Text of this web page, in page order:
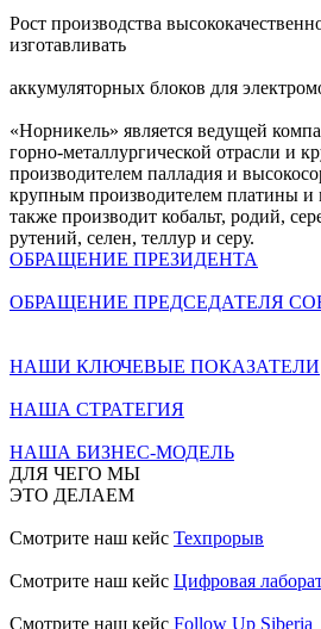
Рост производства
изготавливать
аккумуляторных блоков для
«Норникель» является ведущей
горно-металлургической отрасли и
производителем палладия и
крупным производителем платины и
также производит кобальт, родий,
рутений, селен, теллур и серу.
ОБРАЩЕНИЕ ПРЕЗИДЕНТА
ОБРАЩЕНИЕ ПРЕДСЕДАТЕЛЯ
НАШИ КЛЮЧЕВЫЕ ПОКАЗАТЕЛИ
НАША СТРАТЕГИЯ
НАША БИЗНЕС-МОДЕЛЬ
ДЛЯ ЧЕГО МЫ
ЭТО ДЕЛАЕМ
Смотрите наш кейс Техпрорыв
Смотрите наш кейс Цифровая
Смотрите наш кейс Follow Up Siberia